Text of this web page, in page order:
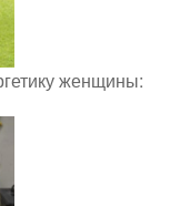
женщины: